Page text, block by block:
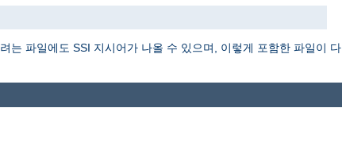
는 파일에도 SSI 지시어가 나올 수 있으며, 이렇게 포함한 파일이 다